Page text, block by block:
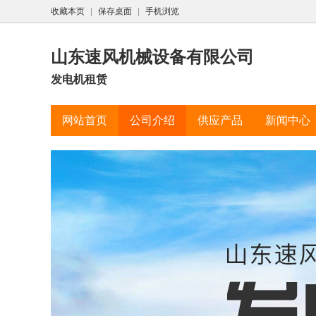
收藏本页 保存桌面 手机浏览
山东速风机械设备有限公司
发电机租赁
网站首页 公司介绍 供应产品 新闻中心